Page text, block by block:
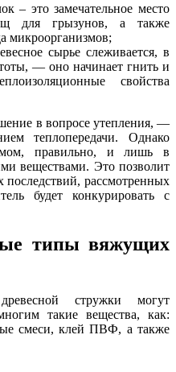
– это замечательное место
для грызунов, а также
микроорганизмов;
сырье слеживается, в
— оно начинает гнить и
свойства
в вопросе утепления, —
теплопередачи. Однако
правильно, и лишь в
веществами. Это позволит
последствий, рассмотренных
будет конкурировать с
типы вяжущих
стружки могут
такие вещества, как:
смеси, клей ПВФ, а также